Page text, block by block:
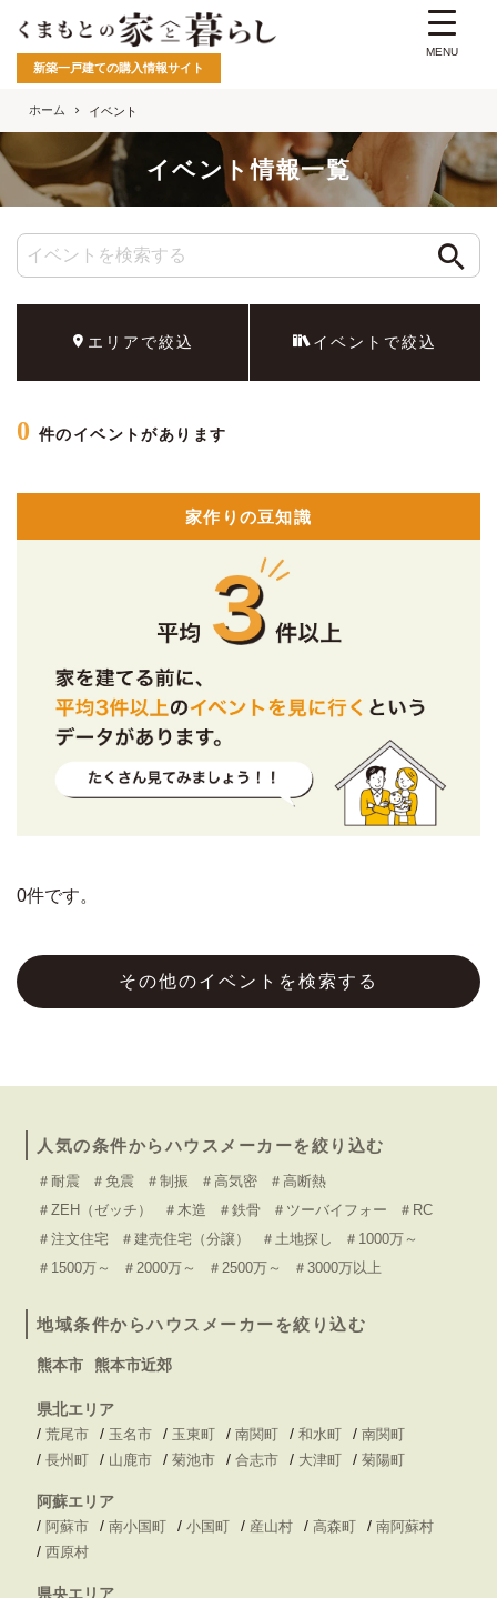
新築一戸建ての購入情報サイト
ホーム イベント
イベント情報一覧
エリアで絞込 イベントで絞込
0 件のイベントがあります
家作りの豆知識
0件です。
その他のイベントを検索する
人気の条件からハウスメーカーを絞り込む
＃耐震 ＃免震 ＃制振 ＃高気密
＃高断熱
＃ZEH（ゼッチ）
＃木造 ＃鉄骨 ＃ツーバイフォー
＃RC
＃注文住宅
＃建売住宅（分譲） ＃土地探し
＃1000万～
＃1500万～
＃2000万～ ＃2500万～ ＃3000万以上
地域条件からハウスメーカーを絞り込む
熊本市 熊本市近郊
県北エリア
/ 荒尾市 / 玉名市 / 玉東町 / 南関町 / 和水町 / 南関町
/ 長州町 / 山鹿市 / 菊池市 / 合志市 / 大津町 / 菊陽町
阿蘇エリア
/ 阿蘇市 / 南小国町 / 小国町 / 産山村 / 高森町 / 南阿蘇村
/ 西原村
県央エリア
MENU